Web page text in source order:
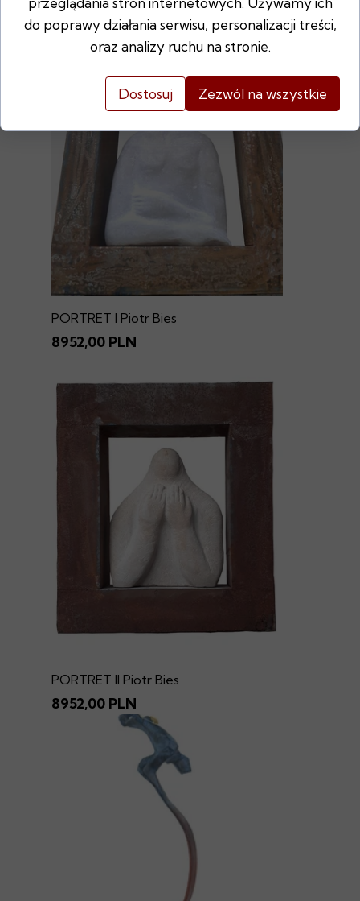
PORTRET I Piotr Bies
8952,00 PLN
PORTRET II Piotr Bies
8952,00 PLN
do poprawy działania serwisu, personalizacji treści,
oraz analizy ruchu na stronie.
Dostosuj Zezwól na wszystkie